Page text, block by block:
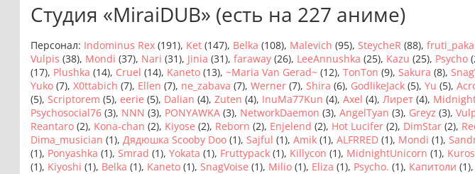
Студия «MiraiDUB» (есть на 227 аниме)
Персонал: Indominus Rex (191), Ket (147), Belka (108), Malevich (95), SteycheR (88), fruti_paka
Vulpis (38), Mondi (37), Nari (31), Jinia (31), faraway (26), LeeAnnushka (25), Kazu (25), Psycho
(17), Plushka (14), Cruel (14), Kaneto (13), ~Maria Van Gerad~ (12), TonTon (9), Sakura (8),
Yuko (7), X0ttabich (7), Ellen (7), ne_zabava (7), Werner (7), Shira (6), GodlikeJack (5), Yu (5),
(5), Scriptorem (5), eerie (5), Dalian (4), Zuten (4), InuMa77Kun (4), Axel (4), Лирет (4),
Psychosocial76 (3), NNN (3), PONYAWKA (3), NetworkDaemon (3), AngelTyan (3), Greyz (3),
Reantaro (2), Kona-chan (2), Kiyose (2), Reborn (2), Enjelend (2), Hot Lucifer (2), DimStar (2),
Dima_musician (1), Дядюшка Scooby Doo (1), Sajful (1), Amik (1), ALFRRED (1), Mondi (1),
(1), Ponyashka (1), Smrad (1), Yokata (1), Fruttypack (1), Killycon (1), MidnightUnicorn (1),
(1), Kiyoshi (1), Belka (1), Kaneto (1), SnagVoise (1), Milio (1), Eliza (1), Psycho. (1), Капитоли (1),